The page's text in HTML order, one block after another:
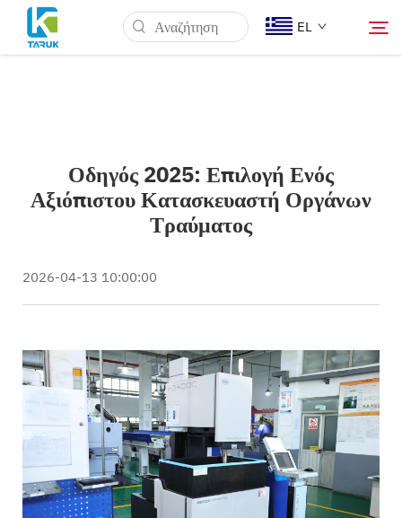
EL
Ιατρικές Αγορές
Νέα & Γεγονότα
Μπλογκ
Επικοινωνία
Οδηγός 2025: Επιλογή Ενός
Αξιόπιστου Κατασκευαστή Οργάνων
Τραύματος
2026-04-13 10:00:00